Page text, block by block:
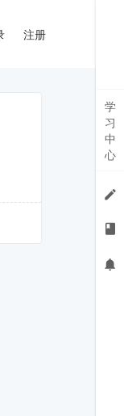
注册
学
习
中
心